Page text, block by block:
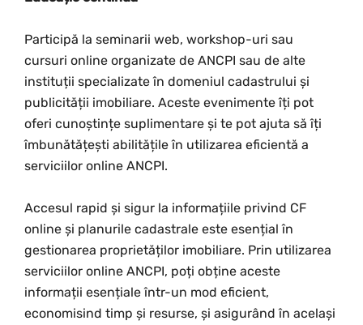
Participă la seminarii web, workshop-uri sau
cursuri online organizate de ANCPI sau de alte
instituții specializate în domeniul cadastrului și
publicității imobiliare. Aceste evenimente îți pot
oferi cunoștințe suplimentare și te pot ajuta să îți
îmbunătățești abilitățile în utilizarea eficientă a
serviciilor online ANCPI.
Accesul rapid și sigur la informațiile privind CF
online și planurile cadastrale este esențial în
gestionarea proprietăților imobiliare. Prin utilizarea
serviciilor online ANCPI, poți obține aceste
informații esențiale într-un mod eficient,
economisind timp și resurse, și asigurând în același